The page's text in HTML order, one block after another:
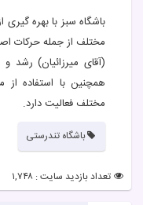
باشگاه سبز با بهره
مختلف از جمله حرکات
(آقای میرزائیان) رشد
همچنین با استفاده
مختلف فعالیت دارد.
باشگاه تندرستی
تعداد بازدید سایت : ۱,۷۴۸